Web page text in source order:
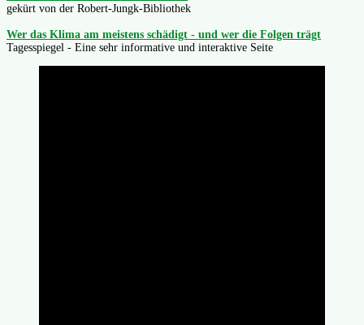
gekürt von der Robert-Jungk-Bibliothek
Wer das Klima am meistens schädigt - und wer die Folgen trägt
Tagesspiegel - Eine sehr informative und interaktive Seite